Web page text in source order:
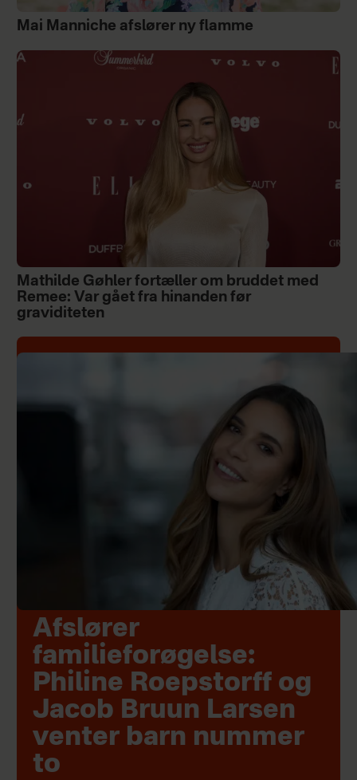
Mai Manniche afslører ny flamme
Mathilde Gøhler fortæller om bruddet med
Remee: Var gået fra hinanden før
graviditeten
Afslører
familieforøgelse:
Philine Roepstorff og
Jacob Bruun Larsen
venter barn nummer
to